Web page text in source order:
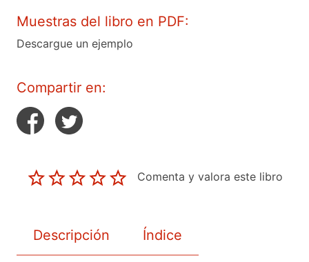
Muestras del libro en PDF:
Descargue un ejemplo
Compartir en:
Comenta y valora este libro
Descripción Índice